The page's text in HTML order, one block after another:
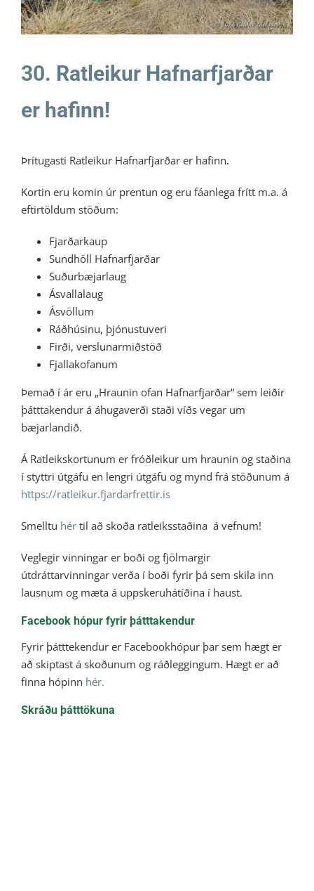
30. Ratleikur Hafnarfjarðar
er hafinn!
Þrítugasti Ratleikur Hafnarfjarðar er hafinn.
Kortin eru komin úr prentun og eru fáanlega frítt m.a. á
eftirtöldum stöðum:
Fjarðarkaup
Sundhöll Hafnarfjarðar
Suðurbæjarlaug
Ásvallalaug
Ásvöllum
Ráðhúsinu, þjónustuveri
Firði, verslunarmiðstöð
Fjallakofanum
Þemað í ár eru „Hraunin ofan Hafnarfjarðar“ sem leiðir
þátttakendur á áhugaverði staði víðs vegar um
bæjarlandið.
Á Ratleikskortunum er fróðleikur um hraunin og staðina
í styttri útgáfu en lengri útgáfu og mynd frá stöðunum á
https://ratleikur.fjardarfrettir.is
Smelltu hértil að skoða ratleiksstaðina á vefnum!
Veglegir vinningar er boði og fjölmargir
útdráttarvinningar verða í boði fyrir þá sem skila inn
lausnum og mæta á uppskeruhátíðina í haust.
Facebook hópur fyrir þátttakendur
Fyrir þátttekendur er Facebookhópur þar sem hægt er
að skiptast á skoðunum og ráðleggingum. Hægt er að
finna hópinn hér.
Skráðu þátttökuna